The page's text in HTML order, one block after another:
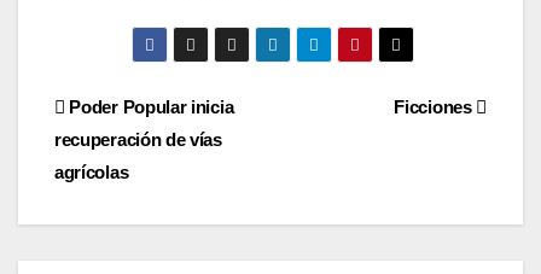
Navegación
de
entradas
Ficciones
Poder Popular inicia
recuperación de vías
agrícolas